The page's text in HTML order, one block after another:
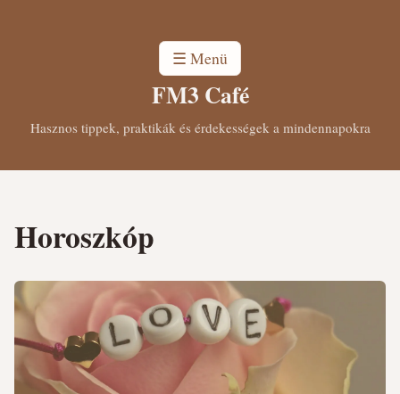
☰ Menü
FM3 Café
Hasznos tippek, praktikák és érdekességek a mindennapokra
Horoszkóp